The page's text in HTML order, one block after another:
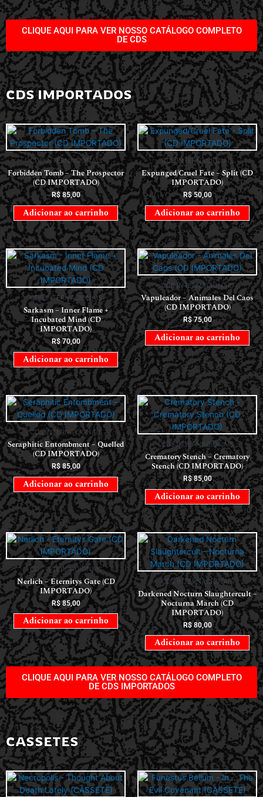
CLIQUE AQUI PARA VER NOSSO CATÁLOGO COMPLETO
DE CDS
CDS IMPORTADOS
CDS INTERNACIONAIS
Forbidden Tomb – The Prospector
(CD IMPORTADO)
R$85,00
Adicionar ao carrinho
CDS INTERNACIONAIS
Expunged/Cruel Fate – Split (CD
IMPORTADO)
R$50,00
Adicionar ao carrinho
CDS INTERNACIONAIS
Sarkasm – Inner Flame +
Incubated Mind (CD
IMPORTADO)
R$70,00
Adicionar ao carrinho
CDS INTERNACIONAIS
Vapuleador – Animales Del Caos
(CD IMPORTADO)
R$75,00
Adicionar ao carrinho
CDS INTERNACIONAIS
Seraphitic Entombment – Quelled
(CD IMPORTADO)
R$85,00
Adicionar ao carrinho
CDS INTERNACIONAIS
Crematory Stench – Crematory
Stench (CD IMPORTADO)
R$85,00
Adicionar ao carrinho
CDS INTERNACIONAIS
Nerlich – Eternitys Gate (CD
IMPORTADO)
R$85,00
Adicionar ao carrinho
CDS INTERNACIONAIS
Darkened Nocturn Slaughtercult –
Nocturna March (CD
IMPORTADO)
R$80,00
Adicionar ao carrinho
CLIQUE AQUI PARA VER NOSSO CATÁLOGO COMPLETO
DE CDS IMPORTADOS
CASSETES